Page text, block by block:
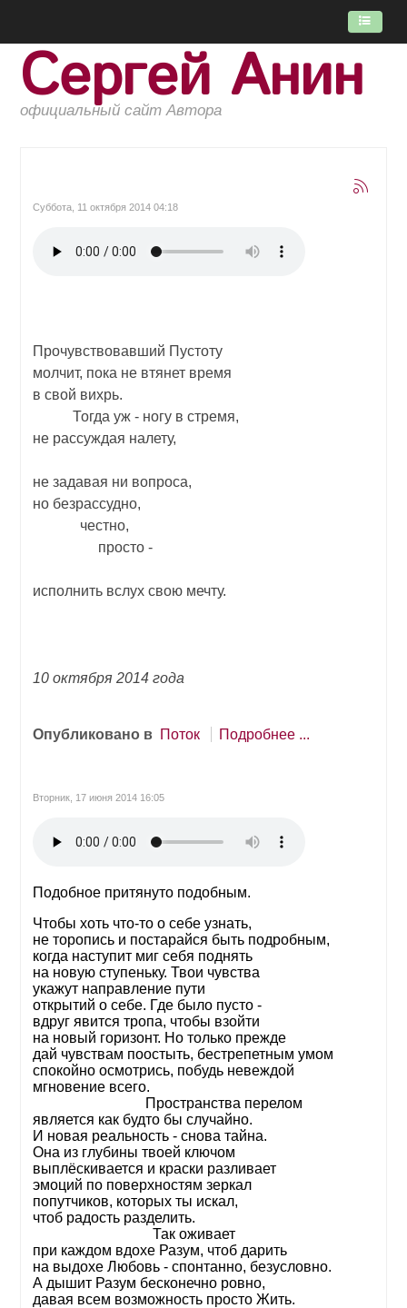
Сергей Анин
официальный сайт Автора
ГЛАВНАЯ
ПОТОК
Суббота, 11 октября 2014 04:18
Прочувствовавший Пустоту
молчит, пока не втянет время
в свой вихрь.
Тогда уж - ногу в стремя,
не рассуждая налету,
не задавая ни вопроса,
но безрассудно,
честно,
просто -
исполнить вслух свою мечту.
10 октября 2014 года
Опубликовано в Поток Подробнее ...
Вторник, 17 июня 2014 16:05
Подобное притянуто подобным.
Чтобы хоть что-то о себе узнать,
не торопись и постарайся быть подробным,
когда наступит миг себя поднять
на новую ступеньку. Твои чувства
укажут направление пути
открытий о себе. Где было пусто -
вдруг явится тропа, чтобы взойти
на новый горизонт. Но только прежде
дай чувствам поостыть, бестрепетным умом
спокойно осмотрись, побудь невеждой
мгновение всего.
Пространства перелом
является как будто бы случайно.
И новая реальность - снова тайна.
Она из глубины твоей ключом
выплёскивается и краски разливает
эмоций по поверхностям зеркал
попутчиков, которых ты искал,
чтоб радость разделить.
Так оживает
при каждом вдохе Разум, чтоб дарить
на выдохе Любовь - спонтанно, безусловно.
А дышит Разум бесконечно ровно,
давая всем возможность просто Жить.